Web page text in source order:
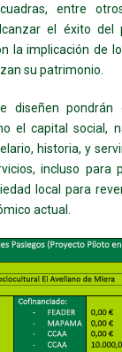
entre
el éxito del
la implicación de
su patrimonio.
diseñen pondrán
el capital social,
historia, y
incluso para
local para
actual.